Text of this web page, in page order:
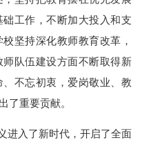
工作，不断加大投入和支
坚持深化教师教育改革，
队伍建设方面不断取得新
不忘初衷，爱岗敬业、教
了重要贡献。
入了新时代，开启了全面